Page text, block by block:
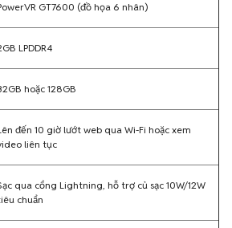
GT7600 (đồ họa 6 nhân)
LPDDR4
hoặc 128GB
đến 10 giờ lướt web qua Wi-Fi hoặc xem
liên tục
qua cổng Lightning, hỗ trợ củ sạc 10W/12W
chuẩn